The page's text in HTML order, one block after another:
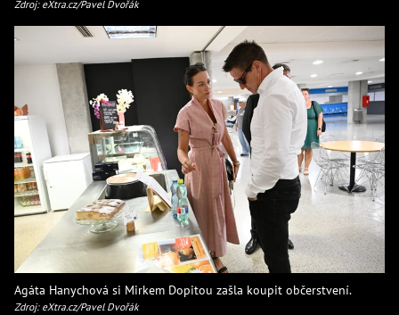
Zdroj: eXtra.cz/Pavel Dvořák
Agáta Hanychová si Mirkem Dopitou zašla koupit občerstvení.
Zdroj: eXtra.cz/Pavel Dvořák